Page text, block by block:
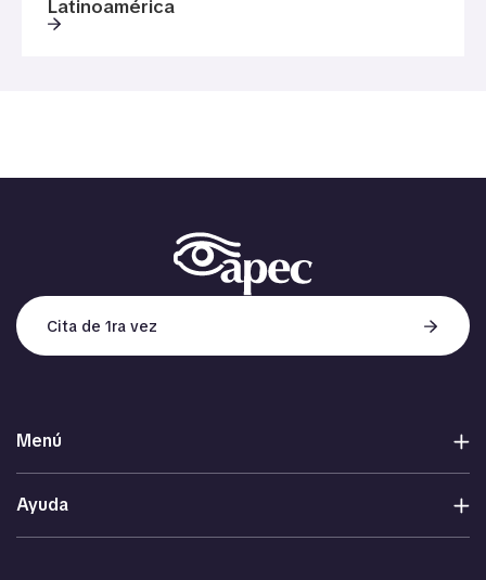
Latinoamérica
Cita de 1ra vez
Menú
Ayuda